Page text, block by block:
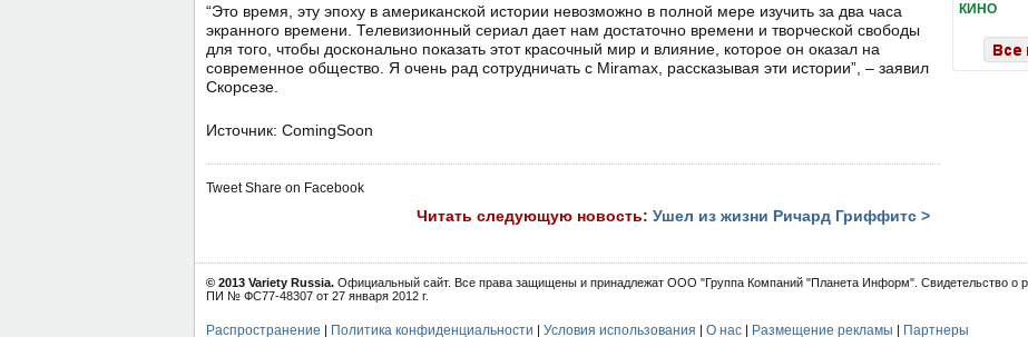
“Это время, эту эпоху в американской истории невозможно в полной мере изучить за два часа
экранного времени. Телевизионный сериал дает нам достаточно времени и творческой свободы
для того, чтобы досконально показать этот красочный мир и влияние, которое он оказал на
современное общество. Я очень рад сотрудничать с Miramax, рассказывая эти истории”, – заявил
Скорсезе.
Источник: ComingSoon
TweetShare on Facebook
Читать следующую новость: Ушел из жизни Ричард Гриффитс >
КИНО
© 2013 Variety Russia. Официальный сайт. Все права защищены и принадлежат ООО "Группа Компаний "Планета Информ". Свидетельство о
ПИ № ФС77-48307 от 27 января 2012 г.
Распространение Политика конфиденциальности Условия использования О нас Размещение рекламы Партнеры